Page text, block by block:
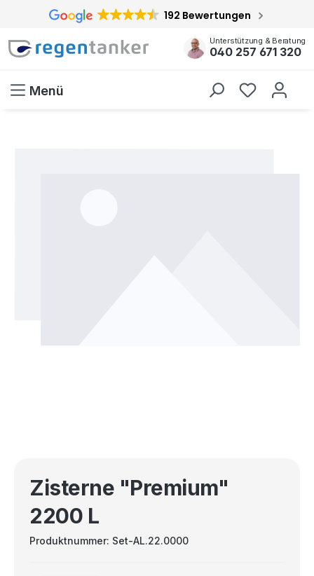
springen 192 Bewertungen
Unterstützung & Beratung
040 257 671 320
Menü
Zisterne "Premium"
2200 L
Produktnummer: Set-AL.22.0000